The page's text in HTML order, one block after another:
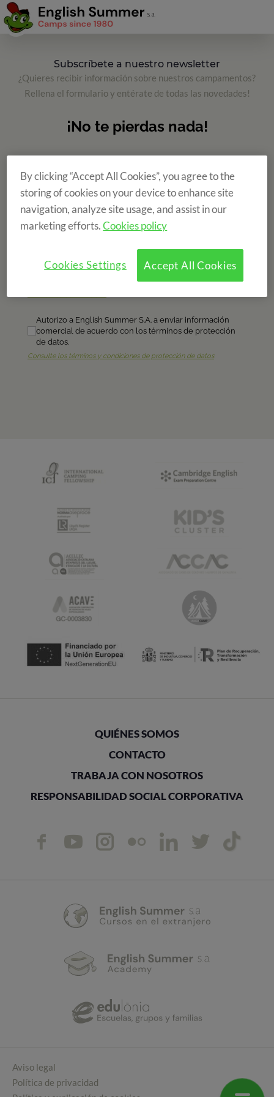
Subscríbete a nuestro newsletter
¿Quieres recibir información sobre nuestros campamentos?
Rellena el formulario y entérate de todas las novedades!
QUIÉNES SOMOS
CONTACTO
TRABAJA CON NOSOTROS
RESPONSABILIDAD SOCIAL CORPORATIVA
Aviso legal
Política de privacidad
By clicking “Accept All Cookies”, you agree to the
storing of cookies on your device to enhance site
navigation, analyze site usage, and assist in our
marketing efforts.Cookies policy
Accept All Cookies
Cookies Settings